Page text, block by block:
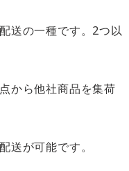
送の一種です。2つ以
から他社商品を集荷
送が可能です。